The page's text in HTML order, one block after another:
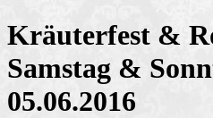
Kräuterfest &
Samstag &
05.06.2016